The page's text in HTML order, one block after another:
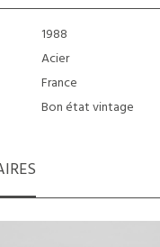
1988
Acier
France
Bon état vintage